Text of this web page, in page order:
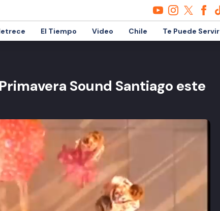
El Tiempo Video Chile Te Puede Servir
Sound Santiago este